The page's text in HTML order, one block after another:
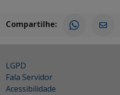
Compartilhe:
LGPD
Fala Servidor
Acessibilidade